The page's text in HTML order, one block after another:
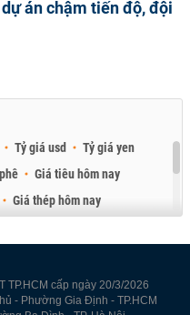
án chậm tiến độ, đội
Tỷ giá usd
Tỷ giá yen
Giá tiêu hôm nay
Giá thép hôm nay
TP.HCM cấp ngày 20/3/2026
- Phường Gia Định - TP.HCM